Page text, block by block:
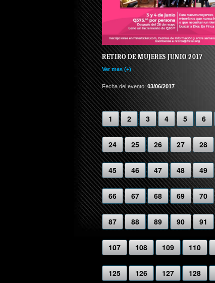
RETIRO DE MUJERES JUNIO 2017
Ver mas (+)
Fecha del evento:03/06/2017
1 2 3 4 5 6
24 25 26 27 28
45 46 47 48 49
66 67 68 69 70
87 88 89 90 91
107 108 109 110
125 126 127 128